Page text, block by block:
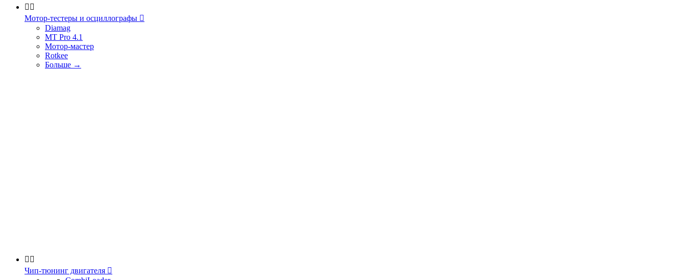
 
Мотор-тестеры и осциллографы 
Diamag
MT Pro 4.1
Мотор-мастер
Rotkee
Больше →
 
Чип-тюнинг двигателя 